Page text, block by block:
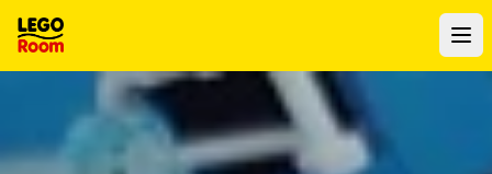
Para o conteúdo principal